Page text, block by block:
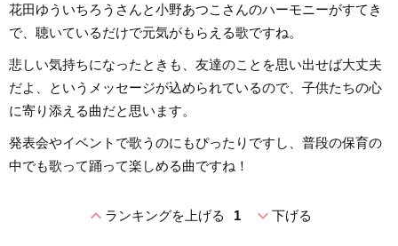
花田ゆういちろうさんと小野あつこさんのハーモニーがすてき
で、聴いているだけで元気がもらえる歌ですね。
悲しい気持ちになったときも、友達のことを思い出せば大丈夫
だよ、というメッセージが込められているので、子供たちの心
に寄り添える曲だと思います。
発表会やイベントで歌うのにもぴったりですし、普段の保育の
中でも歌って踊って楽しめる曲ですね！
expand_lessランキングを上げる 1 expand_more下げる